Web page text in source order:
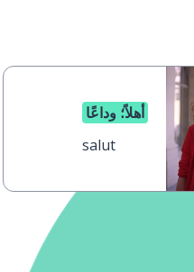
أهلاً؛ وداعًا
salut